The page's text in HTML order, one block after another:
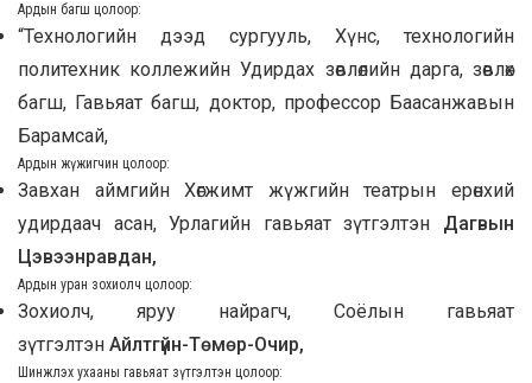
Ардын багш цолоор:
“Технологийн дээд сургууль, Хүнс, технологийн
политехник коллежийн Удирдах зөвлөлийн дарга, зөвлөх
багш, Гавьяат багш, доктор, профессор Баасанжавын
Барамсай,
Ардын жүжигчин цолоор:
Завхан аймгийн Хөгжимт жүжгийн театрын ерөнхий
удирдаач асан, Урлагийн гавьяат зүтгэлтэн Дагвын
Цэвээнравдан,
Ардын уран зохиолч цолоор:
Зохиолч, яруу найрагч, Соёлын гавьяат
зүтгэлтэн Айлтгүйн-Төмөр-Очир,
Шинжлэх ухааны гавьяат зүтгэлтэн цолоор: